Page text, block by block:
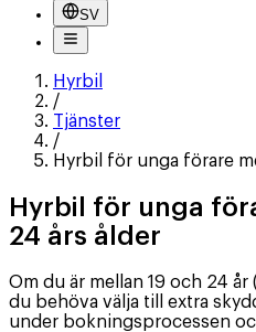
SV
Hyrbil
/
Tjänster
/
Hyrbil för unga förare
Hyrbil för unga
24 års ålder
Om du är mellan 19 och 24
du behöva välja till extra
under bokningsprocessen